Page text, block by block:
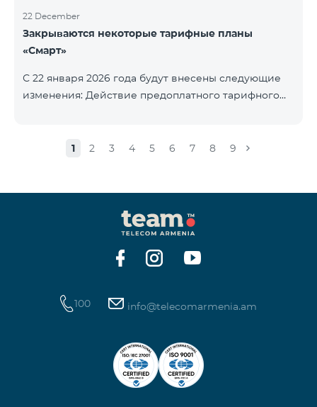
22 December
Закрываются некоторые тарифные планы
«Смарт»
С 22 января 2026 года будут внесены следующие
изменения: Действие предоплатного тарифного
на тарифный план «BeFree 5000 unlimit», который
500 SMS, 200 МБ в роуминге, 60 TV каналов.
Ежемесячная абонентская плата за тарифный план
«BeFree 5000 unlimit» составляет 5000 драм.
Действие предоплатного тарифного плана «Смарт
1 2 3 4 5 6 7 8 9
100 info@telecomarmenia.am